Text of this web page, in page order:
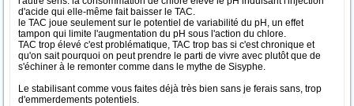
d'acide qui elle-même fait baisser le TAC.
le TAC joue seulement sur le potentiel de variabilité du pH, un effet
tampon qui limite l'augmentation du pH sous l'action du chlore.
TAC trop élevé c'est problématique, TAC trop bas si c'est chronique et
qu'on sait pourquoi on peut prendre le parti de vivre avec plutôt que de
s'échiner à le remonter comme dans le mythe de Sisyphe.
Le stabilisant comme vous faites déjà très bien sans je ferais sans, trop
d'emmerdements potentiels.